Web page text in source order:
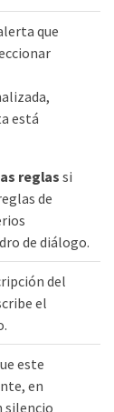
que
está
reglas si
de
de diálogo.
del
el
este
en
silencio